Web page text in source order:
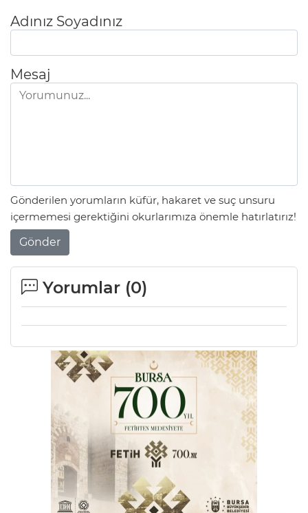
Adınız Soyadınız
Mesaj
Gönderilen yorumların küfür, hakaret ve suç unsuru
içermemesi gerektiğini okurlarımıza önemle hatırlatırız!
Gönder
Yorumlar (0)